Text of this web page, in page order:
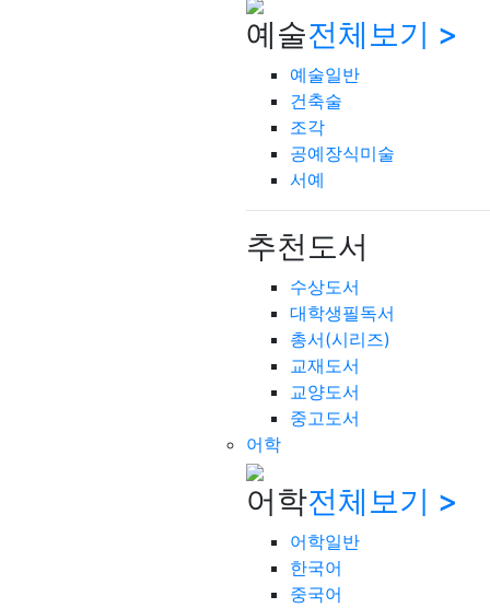
예술전체보기 >
예술일반
건축술
조각
공예장식미술
서예
추천도서
수상도서
대학생필독서
총서(시리즈)
교재도서
교양도서
중고도서
어학
어학전체보기 >
어학일반
한국어
중국어